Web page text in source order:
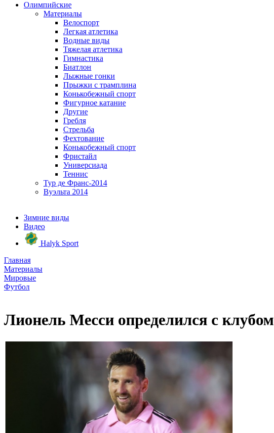
Олимпийские
Материалы
Велоспорт
Легкая атлетика
Водные виды
Тяжелая атлетика
Гимнастика
Биатлон
Лыжные гонки
Прыжки с трамплина
Конькобежный спорт
Фигурное катание
Другие
Гребля
Стрельба
Фехтование
Конькобежный спорт
Фристайл
Универсиада
Теннис
Тур де Франс-2014
Вуэльта 2014
Зимние виды
Видео
Halyk Sport
Главная
Материалы
Мировые
Футбол
Лионель Месси определился с клубом